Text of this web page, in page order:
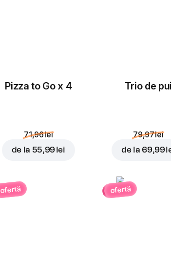
Pizza to Go x 4
71,96 lei
de la 55,99 lei
Trio de
79,97 lei
de la 69,99
ofertă ofertă